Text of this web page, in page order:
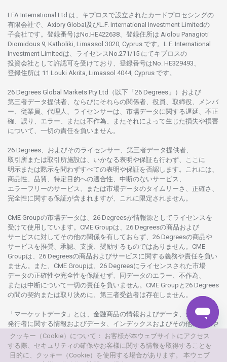
LFA International Ltd は、 キプロスで設立さ れた カードプロセシングの
有限会社で、Axiory Global及びL.F. International Investment Limitedの
子会社です。 登録番号はNo.HE422638、 登録住所は Aiolou Panagioti
Diomidous 9, Katholiki, Limassol 3020, Cyprus です。L.F. International
Investment Limitedは、 ライセンスNo.271/15 にてキプロスの
投資会社として許認可を受けており、 登録番号はNo. HE329493、
登録住所は 11 Louki Akrita, Limassol 4044, Cyprus です。
26 Degrees Global Markets Pty Ltd（以下「26 Degrees」） および
第三者データ提供者、ならびにそれらの関係者、役員、取締役、メンバ
ー、従業員、代理人、ライセンサーは、 市場データに関する遅延、不正
確、誤り、エラー、
または不作為、 またそれに よって生じた損失や損害
について、 一切の責任を負いません。
26 Degrees、 およびそのライセンサー、 第三者データ提供者、
取引所または取引所施設は、いかなる表明や保証も行わず、
ここに
明示または黙示を問わずすべての表明や保証を否認し ます。
これには、
商品性、品質、 特定目的への適合性、 中断のないサービス、
エラーフリーのサービス、 または市場データのタイムリーさ、正確さ、
完全性に関する保証が含まれますが、これに限定さ れません。
CME Groupの市場データは、26 Degreesが情報源としてライセンスを
受けて使用しています。 CME Groupは、26 Degreesの商品および
サービスに対してその他の関係を有しておらず、26 Degreesの商品や
サービスを推奨、承認、支援、 奨励するものではありません。 CME
Groupは、26 Degreesの商品およびサービスに関する義務や責任を負い
ません。また、CME Groupは、26 Degreesに ライセンスさ れた市場
データの正確性や完全性を保証せず、 同データのエラー、不作為、
または中断について一切の責任を負いません。 CME Groupと26 Degrees
の間の契約または取り 決めに、 第三者受益者は存在し ません。
「マーケットデータ」とは、 金融商品の情報およびデータ、 金融商品の
発行者に関する情報およびデータ、 インデックスおよびその他の
情報や
データを
指し、26 Degreesまたは26 Degreesグループ 会社が提供する
製品や サービスの 一部として、更新頻度を問わ ず提供さ れるものを
意味します。
クッキー（Cookie）について： お客様が本ウェブサイトにアクセス
する際、セキュリティの確保やお客様に関する情報を取得することを
目的に、クッキー（Cookie）を使用する場合があります。 本ウェブ